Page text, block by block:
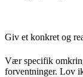
Giv et konkret og
Vær specifik
forventninger. Lov